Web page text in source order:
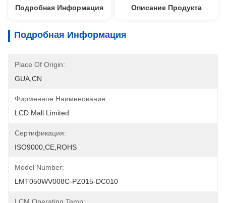
Подробная Информация Описание Продукта
Подробная Информация
Place Of Origin:
GUA,CN
Фирменное Наименование:
LCD Mall Limited
Сертификация:
ISO9000,CE,ROHS
Model Number:
LMT050WV008C-PZ015-DC010